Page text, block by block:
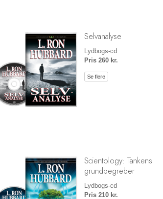
Selvanalyse
Lydbogs-cd
Pris 260 kr.
Se flere
Scientology: Tankens
grundbegreber
Lydbogs-cd
Pris 210 kr.